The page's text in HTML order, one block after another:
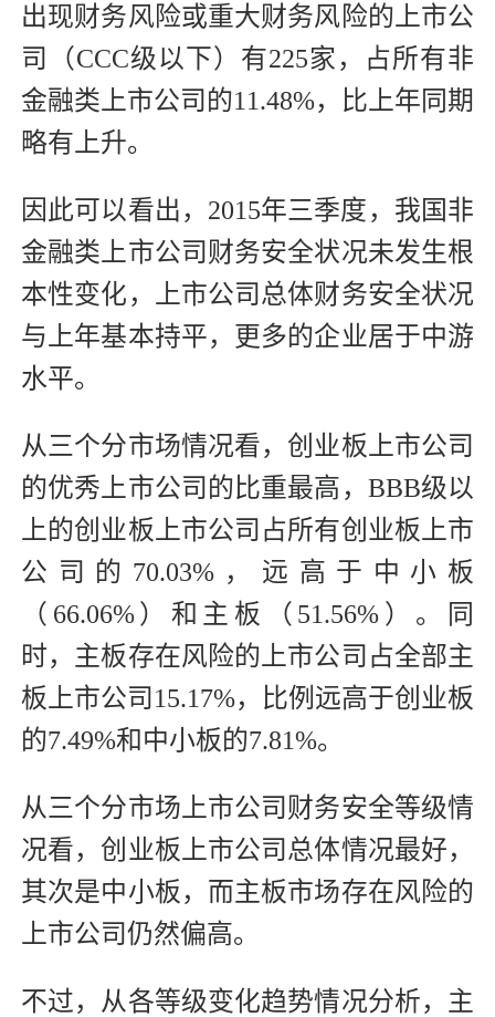
出现财务风险或重大财务风险的上市公
司（CCC级以下）有225家，占所有非
金融类上市公司的11.48%，比上年同期
略有上升。
因此可以看出，2015年三季度，我国非
金融类上市公司财务安全状况未发生根
本性变化，上市公司总体财务安全状况
与上年基本持平，更多的企业居于中游
水平。
从三个分市场情况看，创业板上市公司
的优秀上市公司的比重最高，BBB级以
上的创业板上市公司占所有创业板上市
公司的70.03%，远高于中小板
（66.06%）和主板（51.56%）。同
时，主板存在风险的上市公司占全部主
板上市公司15.17%，比例远高于创业板
的7.49%和中小板的7.81%。
从三个分市场上市公司财务安全等级情
况看，创业板上市公司总体情况最好，
其次是中小板，而主板市场存在风险的
上市公司仍然偏高。
不过，从各等级变化趋势情况分析，主